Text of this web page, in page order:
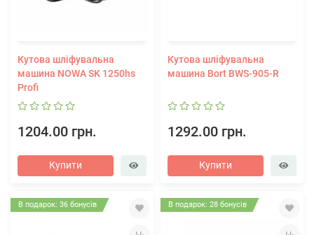
Кутова шліфувальна
машина NOWA SK 1250hs
Profi
1204.00 грн.
Купити
Кутова шліфувальна
машина Bort BWS-905-R
1292.00 грн.
Купити
В подарок: 36 бонусів В подарок: 28 бонусів